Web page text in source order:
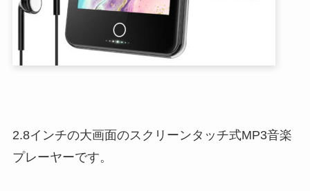
2.8インチの大画面のスクリーンタッチ式MP3音楽
プレーヤーです。